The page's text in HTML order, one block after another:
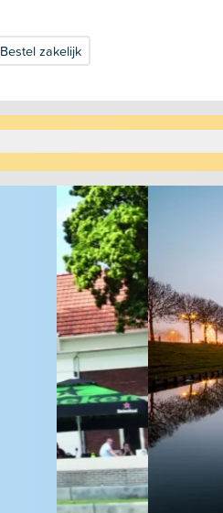
Bestel zakelijk